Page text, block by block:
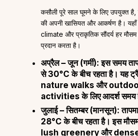
कसौली पूरे साल घूमने के लिए उपयुक्त है,
की अपनी खासियत और आकर्षण है।
climate और प्राकृतिक सौंदर्य हर
प्रदान करता है।
अप्रैल – जून (गर्मी): इस समय
से 30°C के बीच रहता है। यह
nature walks और
activities के लिए आदर्श समय
जुलाई – सितम्बर (मानसून):
28°C के बीच रहता है। इस
lush greenery और